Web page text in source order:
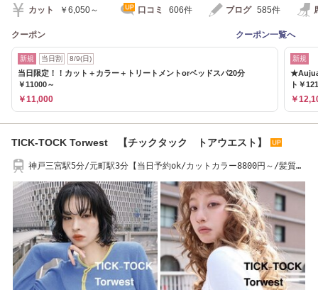
カット ￥6,050～ 口コミ 606件 ブログ 585件
クーポン クーポン一覧へ
新規 当日割 8/9(日)
当日限定！！カット＋カラー＋トリートメントorベッドスパ20分
￥11000～
￥11,000
新規
★Aujua
ト￥
￥
TICK-TOCK Torwest 【チックタック トアウエスト】
神戸三宮駅5分/元町駅3分【当日予約ok/カットカラー8800円～/髪質改